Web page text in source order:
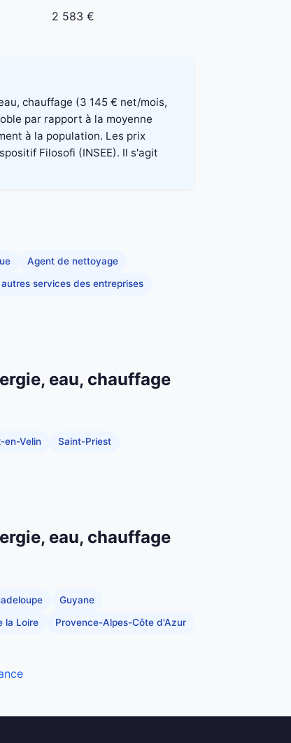
2 583 €
chauffage (3 145 € net/mois,
par rapport à la moyenne
à la population. Les prix
Filosofi (INSEE). Il s'agit
Agent de nettoyage
services des entreprises
eau, chauffage
en-Velin Saint-Priest
eau, chauffage
Guyane
la Loire Provence-Alpes-Côte d'Azur